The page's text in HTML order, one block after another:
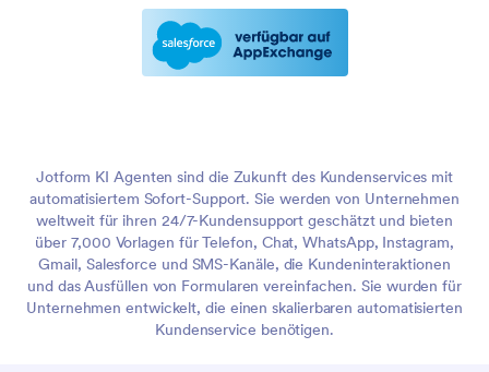
Jotform KI Agenten sind die Zukunft des Kundenservices mit
automatisiertem Sofort-Support. Sie werden von Unternehmen
weltweit für ihren 24/7-Kundensupport geschätzt und bieten
über 7,000 Vorlagen für Telefon, Chat, WhatsApp, Instagram,
Gmail, Salesforce und SMS-Kanäle, die Kundeninteraktionen
und das Ausfüllen von Formularen vereinfachen. Sie wurden für
Unternehmen entwickelt, die einen skalierbaren automatisierten
Kundenservice benötigen.